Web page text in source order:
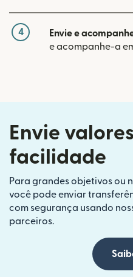
4 Envie e
e acompanhe-a
Envie
facilidade
Para grandes objetivos ou
você pode enviar
com segurança usando
parceiros.